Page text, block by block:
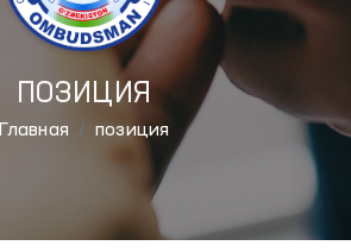
ПОЗИЦИЯ
Главная позиция